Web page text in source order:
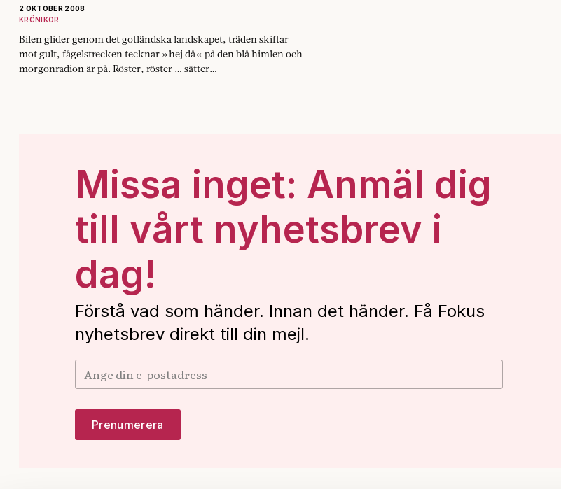
2 OKTOBER 2008
KRÖNIKOR
Bilen glider genom det gotländska landskapet, träden skiftar
mot gult, fågelstrecken tecknar »hej då« på den blå himlen och
morgonradion är på. Röster, röster … sätter…
Missa inget: Anmäl dig
till vårt nyhetsbrev i
dag!
Förstå vad som händer. Innan det händer. Få Fokus
nyhetsbrev direkt till din mejl.